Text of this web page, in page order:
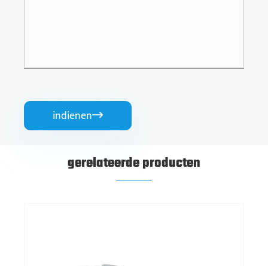
indienen
gerelateerde producten